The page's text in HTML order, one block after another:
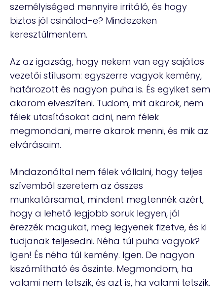
személyiséged mennyire irritáló, és hogy
biztos jól csinálod-e? Mindezeken
keresztülmentem.
Az az igazság, hogy nekem van egy sajátos
vezetői stílusom: egyszerre vagyok kemény,
határozott és nagyon puha is. És egyiket sem
akarom elveszíteni. Tudom, mit akarok, nem
félek utasításokat adni, nem félek
megmondani, merre akarok menni, és mik az
elvárásaim.
Mindazonáltal nem félek vállalni, hogy teljes
szívemből szeretem az összes
munkatársamat, mindent megtennék azért,
hogy a lehető legjobb soruk legyen, jól
érezzék magukat, meg legyenek fizetve, és ki
tudjanak teljesedni. Néha túl puha vagyok?
Igen! És néha túl kemény. Igen. De nagyon
kiszámítható és őszinte. Megmondom, ha
valami nem tetszik, és azt is, ha valami tetszik.